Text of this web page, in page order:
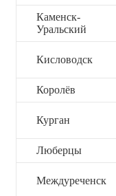
Каменск-
Уральский
Кисловодск
Королёв
Курган
Люберцы
Междуреченск